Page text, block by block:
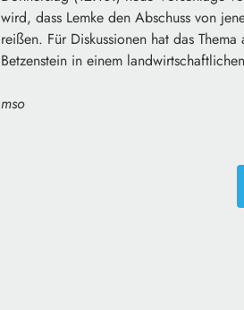
wird, dass Lemke den Abschuss von
reißen. Für Diskussionen hat das
Betzenstein in einem
mso